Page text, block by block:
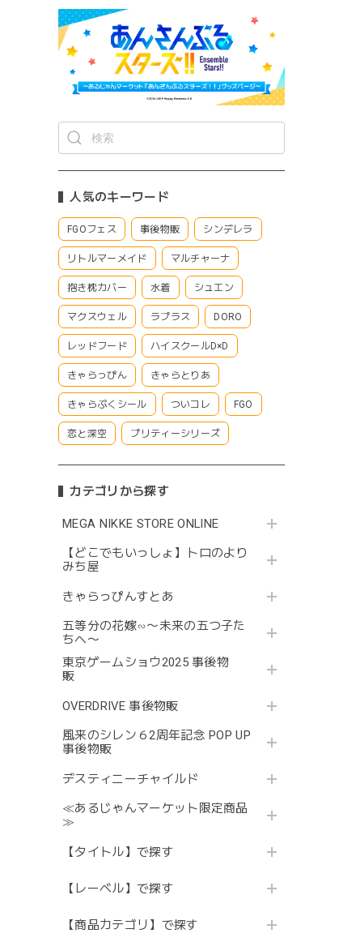
人気のキーワード
FGOフェス 事後物販 シンデレラ
リトルマーメイド マルチャーナ
抱き枕カバー 水着 シュエン
マクスウェル ラプラス DORO
レッドフード ハイスクールD×D
きゃらっぴん きゃらとりあ
きゃらぷくシール ついコレ FGO
恋と深空 プリティーシリーズ
カテゴリから探す
MEGA NIKKE STORE ONLINE
【どこでもいっしょ】トロのより
みち屋
きゃらっぴんすとあ
五等分の花嫁∽〜未来の五つ子た
ちへ〜
東京ゲームショウ2025 事後物
販
OVERDRIVE 事後物販
風来のシレン６2周年記念 POP UP
事後物販
デスティニーチャイルド
≪あるじゃんマーケット限定商品
≫
【タイトル】で探す
【レーベル】で探す
【商品カテゴリ】で探す